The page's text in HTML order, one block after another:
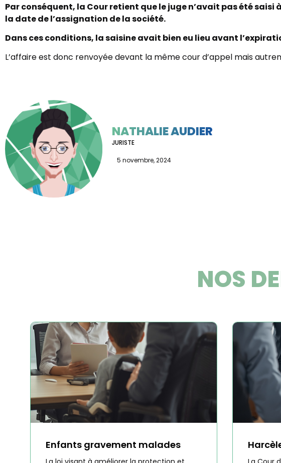
Par conséquent, la Cour retient que le juge n’avait pas été
la date de l’assignation de la société.
Dans ces conditions, la saisine avait bien eu lieu avant
L’affaire est donc renvoyée devant la même cour d’appel mais
NATHALIE AUDIER
JURISTE
5 novembre, 2024
NOS
Enfants gravement malades